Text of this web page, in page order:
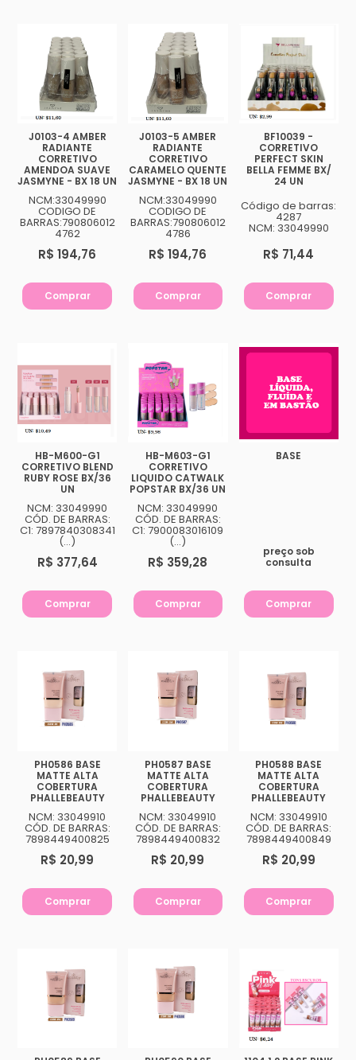
J0103-4 AMBER
RADIANTE
CORRETIVO
AMENDOA SUAVE
JASMYNE - BX 18 UN
NCM:33049990
CODIGO DE
BARRAS:790806012
4762
R$ 194,76
Comprar
J0103-5 AMBER
RADIANTE
CORRETIVO
CARAMELO QUENTE
JASMYNE - BX 18 UN
NCM:33049990
CODIGO DE
BARRAS:790806012
4786
R$ 194,76
Comprar
BF10039 -
CORRETIVO
PERFECT SKIN
BELLA FEMME BX/
24 UN
Código de barras:
4287
NCM: 33049990
R$ 71,44
Comprar
HB-M600-G1
CORRETIVO BLEND
RUBY ROSE BX/36
UN
NCM: 33049990
CÓD. DE BARRAS:
C1: 7897840308341
(...)
R$ 377,64
Comprar
HB-M603-G1
CORRETIVO
LIQUIDO CATWALK
POPSTAR BX/36 UN
NCM: 33049990
CÓD. DE BARRAS:
C1: 7900083016109
(...)
R$ 359,28
Comprar
BASE
preço sob
consulta
Comprar
PH0586 BASE
MATTE ALTA
COBERTURA
PHALLEBEAUTY
NCM: 33049910
CÓD. DE BARRAS:
7898449400825
R$ 20,99
Comprar
PH0587 BASE
MATTE ALTA
COBERTURA
PHALLEBEAUTY
NCM: 33049910
CÓD. DE BARRAS:
7898449400832
R$ 20,99
Comprar
PH0588 BASE
MATTE ALTA
COBERTURA
PHALLEBEAUTY
NCM: 33049910
CÓD. DE BARRAS:
7898449400849
R$ 20,99
Comprar